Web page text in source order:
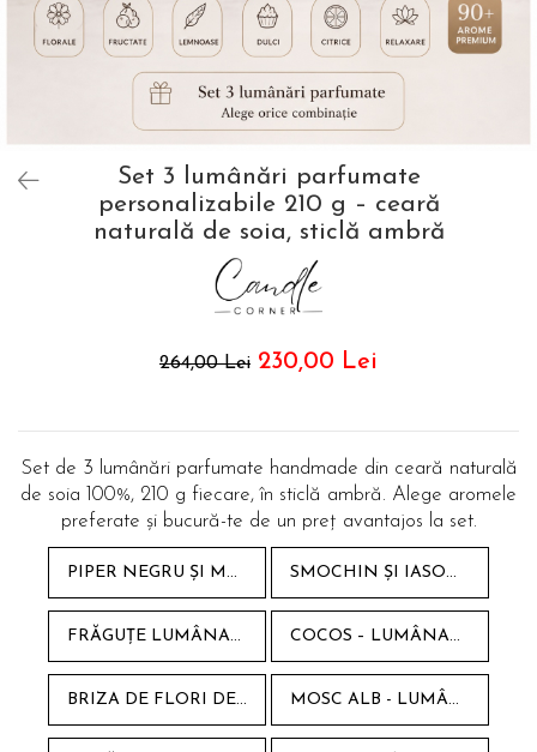
Set 3 lumânări parfumate
personalizabile 210 g – ceară
naturală de soia, sticlă ambră
264,00 Lei 230,00 Lei
Set de 3 lumânări parfumate handmade din ceară naturală
de soia 100%, 210 g fiecare, în sticlă ambră. Alege aromele
preferate și bucură-te de un preț avantajos la set.
PIPER NEGRU ȘI MOSC LUMÂNARE PARFUMATĂ DIN CEARĂ NATURALĂ DE SOIA ÎN RECIPIENT STICLĂ AMBRĂ SMOCHIN ȘI IASOMIE LUMÂNARE PARFUMATĂ DIN CEARĂ NATURALĂ DE SOIA ÎN RECIPIENT STICLĂ AMBRĂ
FRĂGUȚE LUMÂNARE PARFUMATĂ DIN CEARĂ NATURALĂ DE SOIA ÎN RECIPIENT STICLĂ AMBRĂ COCOS – LUMÂNARE PARFUMATĂ HANDMADE DIN SOIA ÎN RECIPIENT STICLĂ AMBRĂ
BRIZA DE FLORI DE PRIMĂVARĂ LUMÂNARE PARFUMATĂ DIN CEARĂ NATURALĂ DE SOIA ÎN RECIPIENT STICLĂ AMBRĂ MOSC ALB - LUMÂNARE PARFUMATĂ DIN CEARĂ DE SOIA ÎN STICLĂ AMBRA